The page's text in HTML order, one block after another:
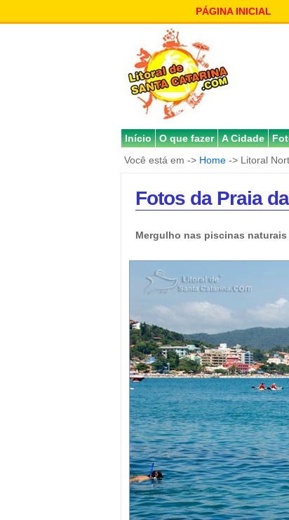
PÁGINA INICIAL
Início O que fazer A Cidade
Você está em -> Home -> Litoral
Fotos da Praia
Mergulho nas piscinas